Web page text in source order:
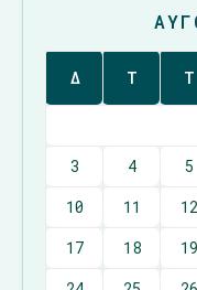
Δ Τ Τ
3
4 5
10
11 12
17
18 19